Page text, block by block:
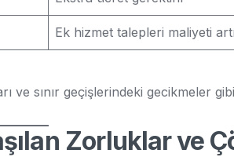
Ek hizmet talepleri maliyeti
ve sınır geçişlerindeki gecikmeler
Zorluklar ve